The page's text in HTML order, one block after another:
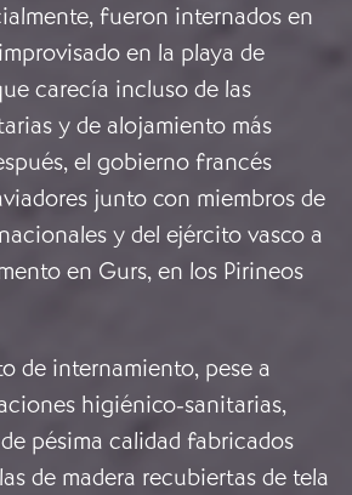
fueron internados en
en la playa de
carecía incluso de las
y de alojamiento más
el gobierno francés
junto con miembros de
y del ejército vasco a
en Gurs, en los Pirineos
de internamiento, pese a
higiénico-sanitarias,
pésima calidad fabricados
de madera recubiertas de tela